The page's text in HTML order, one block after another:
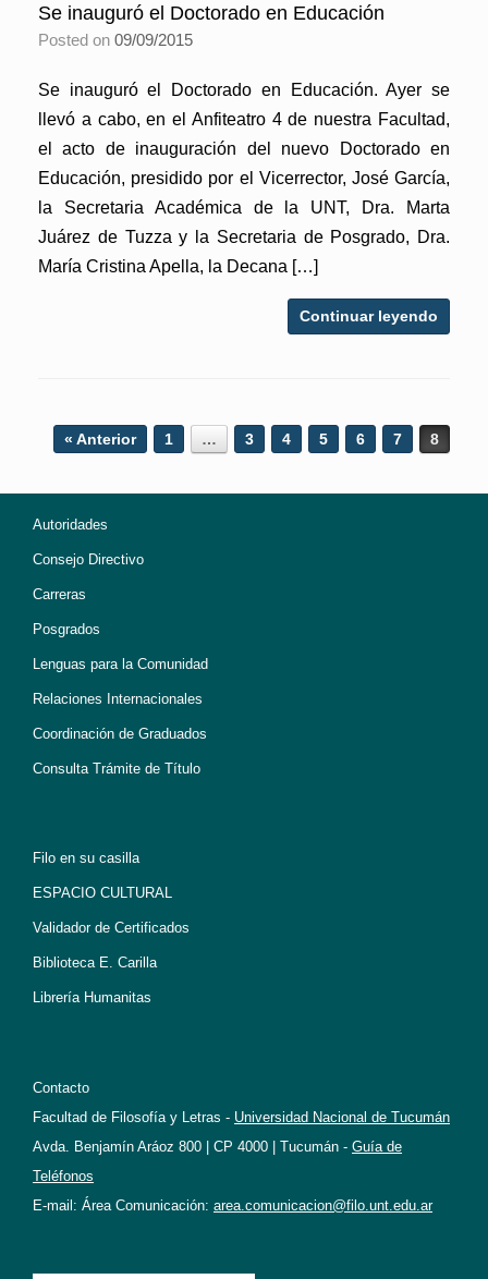
Se inauguró el Doctorado en Educación
Posted on 09/09/2015
Se inauguró el Doctorado en Educación. Ayer se
llevó a cabo, en el Anfiteatro 4 de nuestra Facultad,
el acto de inauguración del nuevo Doctorado en
Educación, presidido por el Vicerrector, José García,
la Secretaria Académica de la UNT, Dra. Marta
Juárez de Tuzza y la Secretaria de Posgrado, Dra.
María Cristina Apella, la Decana […]
Continuar leyendo
Post navigation
« Anterior 1 … 3 4 5 6 7 8
Autoridades
Consejo Directivo
Carreras
Posgrados
Lenguas para la Comunidad
Relaciones Internacionales
Coordinación de Graduados
Consulta Trámite de Título
Filo en su casilla
ESPACIO CULTURAL
Validador de Certificados
Biblioteca E. Carilla
Librería Humanitas
Contacto
Facultad de Filosofía y Letras - Universidad Nacional de Tucumán
Avda. Benjamín Aráoz 800 | CP 4000 | Tucumán - Guía de
Teléfonos
E-mail: Área Comunicación: area.comunicacion@filo.unt.edu.ar